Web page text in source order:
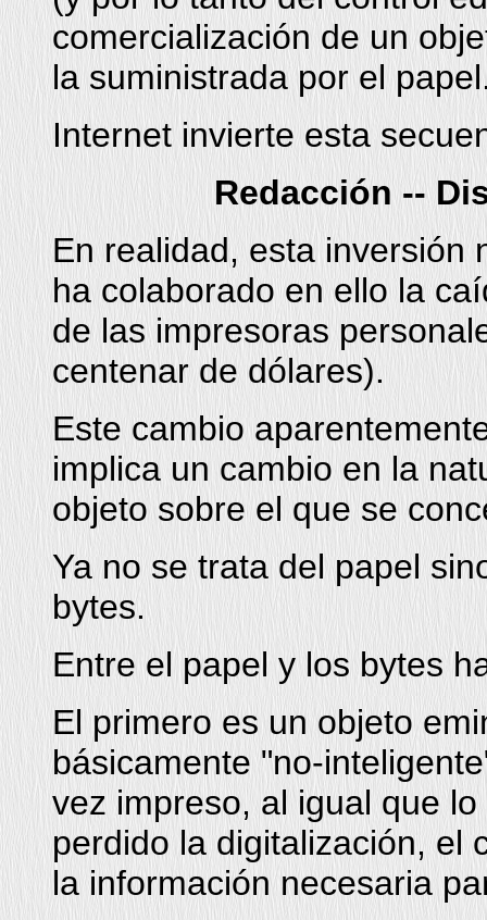
comercialización de un
la suministrada por el
Internet invierte esta
Redacción --
En realidad, esta inversión
ha colaborado en ello la
de las impresoras
centenar de dólares).
Este cambio
implica un cambio en la
objeto sobre el que se
Ya no se trata del papel
bytes.
Entre el papel y los bytes
El primero es un objeto
básicamente "no-
vez impreso, al igual que
perdido la digitalización, el
la información necesaria